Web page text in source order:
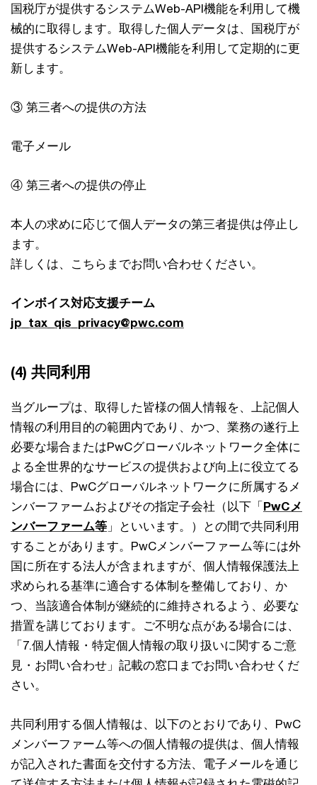
国税庁が提供するシステムWeb-API機能を利用して機
械的に取得します。取得した個人データは、国税庁が
提供するシステムWeb-API機能を利用して定期的に更
新します。
③ 第三者への提供の方法
電子メール
④ 第三者への提供の停止
本人の求めに応じて個人データの第三者提供は停止し
ます。
詳しくは、こちらまでお問い合わせください。
インボイス対応支援チーム
jp_tax_qis_privacy@pwc.com
(4) 共同利用
当グループは、取得した皆様の個人情報を、上記個人
情報の利用目的の範囲内であり、かつ、業務の遂行上
必要な場合またはPwCグローバルネットワーク全体に
よる全世界的なサービスの提供および向上に役立てる
場合には、PwCグローバルネットワークに所属するメ
ンバーファームおよびその指定子会社（以下「 PwCメ
ンバーファーム等 」といいます。）との間で共同利用
することがあります。PwCメンバーファーム等には外
国に所在する法人が含まれますが、個人情報保護法上
求められる基準に適合する体制を整備しており、か
つ、当該適合体制が継続的に維持されるよう、必要な
措置を講じております。ご不明な点がある場合には、
「7.個人情報・特定個人情報の取り扱いに関するご意
見・お問い合わせ」記載の窓口までお問い合わせくだ
さい。
共同利用する個人情報は、以下のとおりであり、PwC
メンバーファーム等への個人情報の提供は、個人情報
が記入された書面を交付する方法、電子メールを通じ